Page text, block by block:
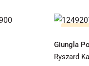
Giungla
Ryszard